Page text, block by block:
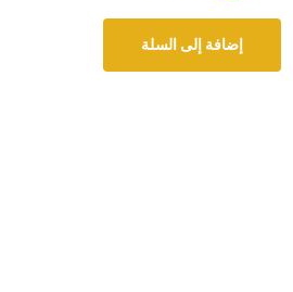
إضافة إلى السلة